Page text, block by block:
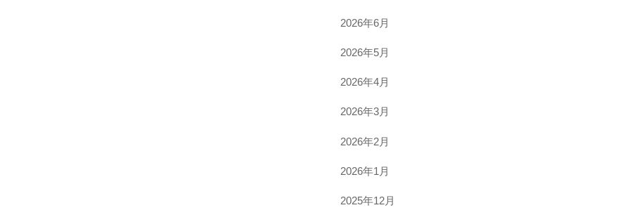
2026年6月
2026年5月
2026年4月
2026年3月
2026年2月
2026年1月
2025年12月